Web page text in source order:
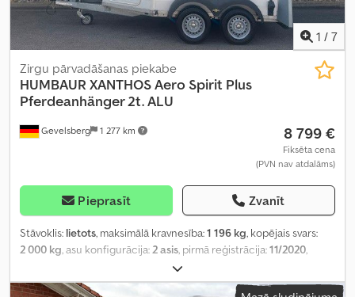
1 / 7
Gevelsberg 1 277 km
Zirgu pārvadāšanas piekabe
HUMBAUR XANTHOS Aero Spirit Plus
Pferdeanhänger 2t. ALU
8 799 €
Fiksēta cena
(PVN nav atdalāms)
Pieprasīt Zvanīt
Stāvoklis: lietots, maksimālā kravnesība:1 196 kg, kopējais svars:
2 000 kg, asu konfigurācija:2 asis, pirmā reģistrācija:11/2020,
04/2027, krautuves garums:
iekraušanas vietas platums:1 714 mm, iekraušanas telpas